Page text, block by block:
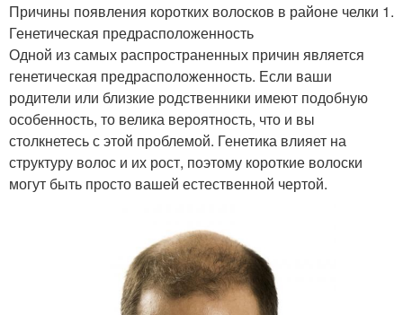
Причины появления коротких волосков в районе челки 1.
Генетическая предрасположенность
Одной из самых распространенных причин является
генетическая предрасположенность. Если ваши
родители или близкие родственники имеют подобную
особенность, то велика вероятность, что и вы
столкнетесь с этой проблемой. Генетика влияет на
структуру волос и их рост, поэтому короткие волоски
могут быть просто вашей естественной чертой.